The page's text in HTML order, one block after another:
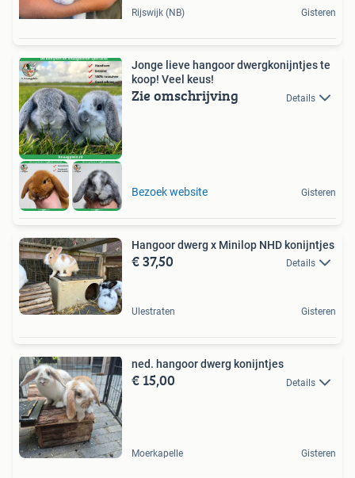
Rijswijk (NB) Gisteren
Jonge lieve hangoor dwergkonijntjes te
koop! Veel keus!
Zie omschrijving Details
Bezoek website Gisteren
Hangoor dwerg x Minilop NHD konijntjes
€ 37,50 Details
Ulestraten Gisteren
ned. hangoor dwerg konijntjes
€ 15,00 Details
Moerkapelle Gisteren